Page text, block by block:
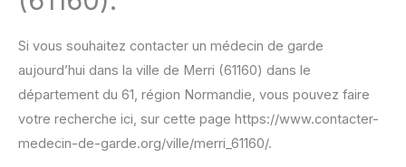
Si vous souhaitez contacter un médecin de garde
aujourd’hui dans la ville de Merri (61160) dans le
département du 61, région Normandie, vous pouvez faire
votre recherche ici, sur cette page https://www.contacter-
medecin-de-garde.org/ville/merri_61160/.